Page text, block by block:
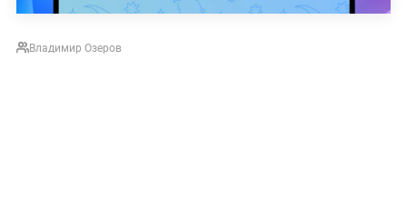
Владимир Озеров